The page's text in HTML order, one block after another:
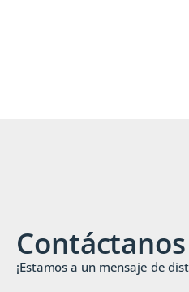
Contáctanos
¡Estamos a un mensaje de